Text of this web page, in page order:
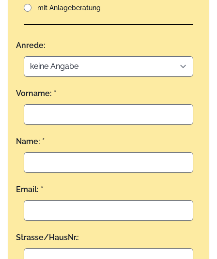
mit Anlageberatung
Anrede:
Vorname: *
Name: *
Email: *
Strasse/HausNr.: